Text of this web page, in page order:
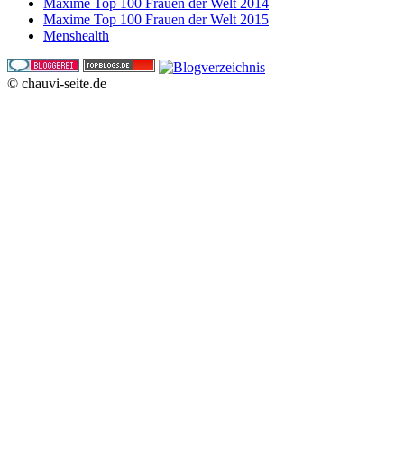
Maxime Top 100 Frauen der Welt 2014
Maxime Top 100 Frauen der Welt 2015
Menshealth
© chauvi-seite.de